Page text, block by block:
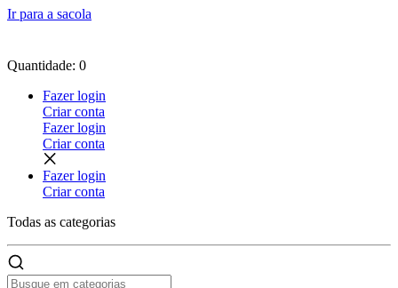
Ir para a sacola
Quantidade: 0
Fazer login
Criar conta
Fazer login
Criar conta
Fazer login
Criar conta
Todas as categorias